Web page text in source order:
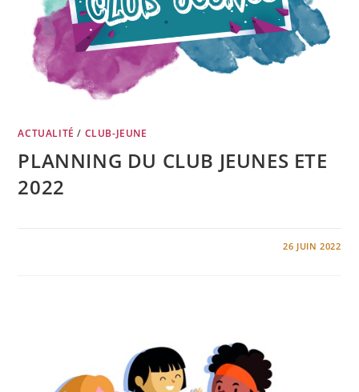
ACTUALITÉ / CLUB-JEUNE
PLANNING DU CLUB JEUNES ETE
2022
26 JUIN 2022